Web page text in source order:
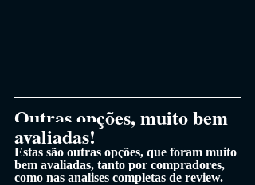
Outras opções, muito bem
avaliadas!
Estas são outras opções, que foram muito
bem avaliadas, tanto por compradores,
como nas analises completas de review.